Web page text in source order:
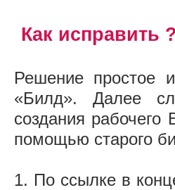
Как исправить ?
Решение простое
«Билд». Далее
создания
помощью старого
1. По ссылке в